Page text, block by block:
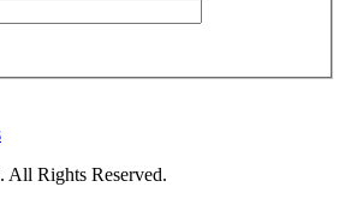
Rights Reserved.